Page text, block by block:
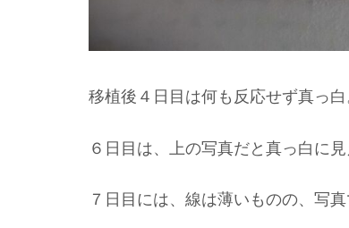
移植後４日目は何も反応せず真っ白
６日目は、上の写真だと真っ白に
７日目には、線は薄いものの、写